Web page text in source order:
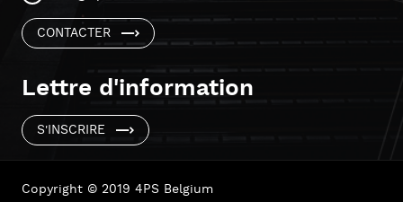
CONTACTER
Lettre d'information
S'INSCRIRE
Copyright © 2019 4PS Belgium